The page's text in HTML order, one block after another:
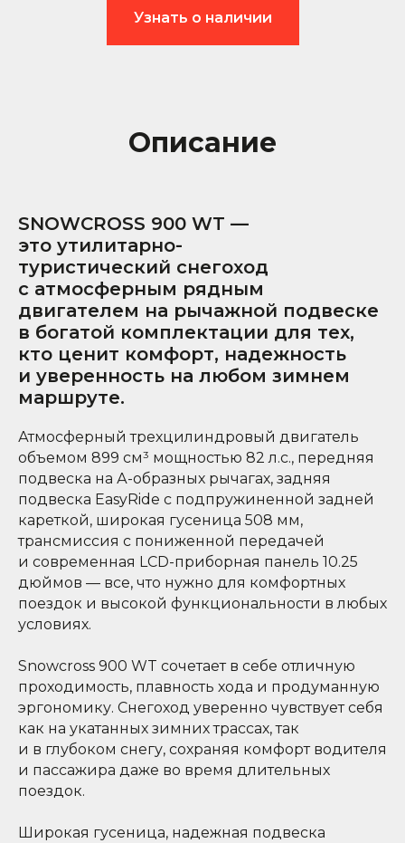
Узнать о наличии
Описание
SNOWCROSS 900 WT —
это утилитарно-
туристический снегоход
с атмосферным рядным
двигателем на рычажной подвеске
в богатой комплектации для тех,
кто ценит комфорт, надежность
и уверенность на любом зимнем
маршруте.
Атмосферный трехцилиндровый двигатель
объемом 899 см³ мощностью 82 л.с., передняя
подвеска на А-образных рычагах, задняя
подвеска EasyRide с подпружиненной задней
кареткой, широкая гусеница 508 мм,
трансмиссия с пониженной передачей
и современная LCD-приборная панель 10.25
дюймов — все, что нужно для комфортных
поездок и высокой функциональности в любых
условиях.
Snowcross 900 WT сочетает в себе отличную
проходимость, плавность хода и продуманную
эргономику. Снегоход уверенно чувствует себя
как на укатанных зимних трассах, так
и в глубоком снегу, сохраняя комфорт водителя
и пассажира даже во время длительных
поездок.
Широкая гусеница, надежная подвеска